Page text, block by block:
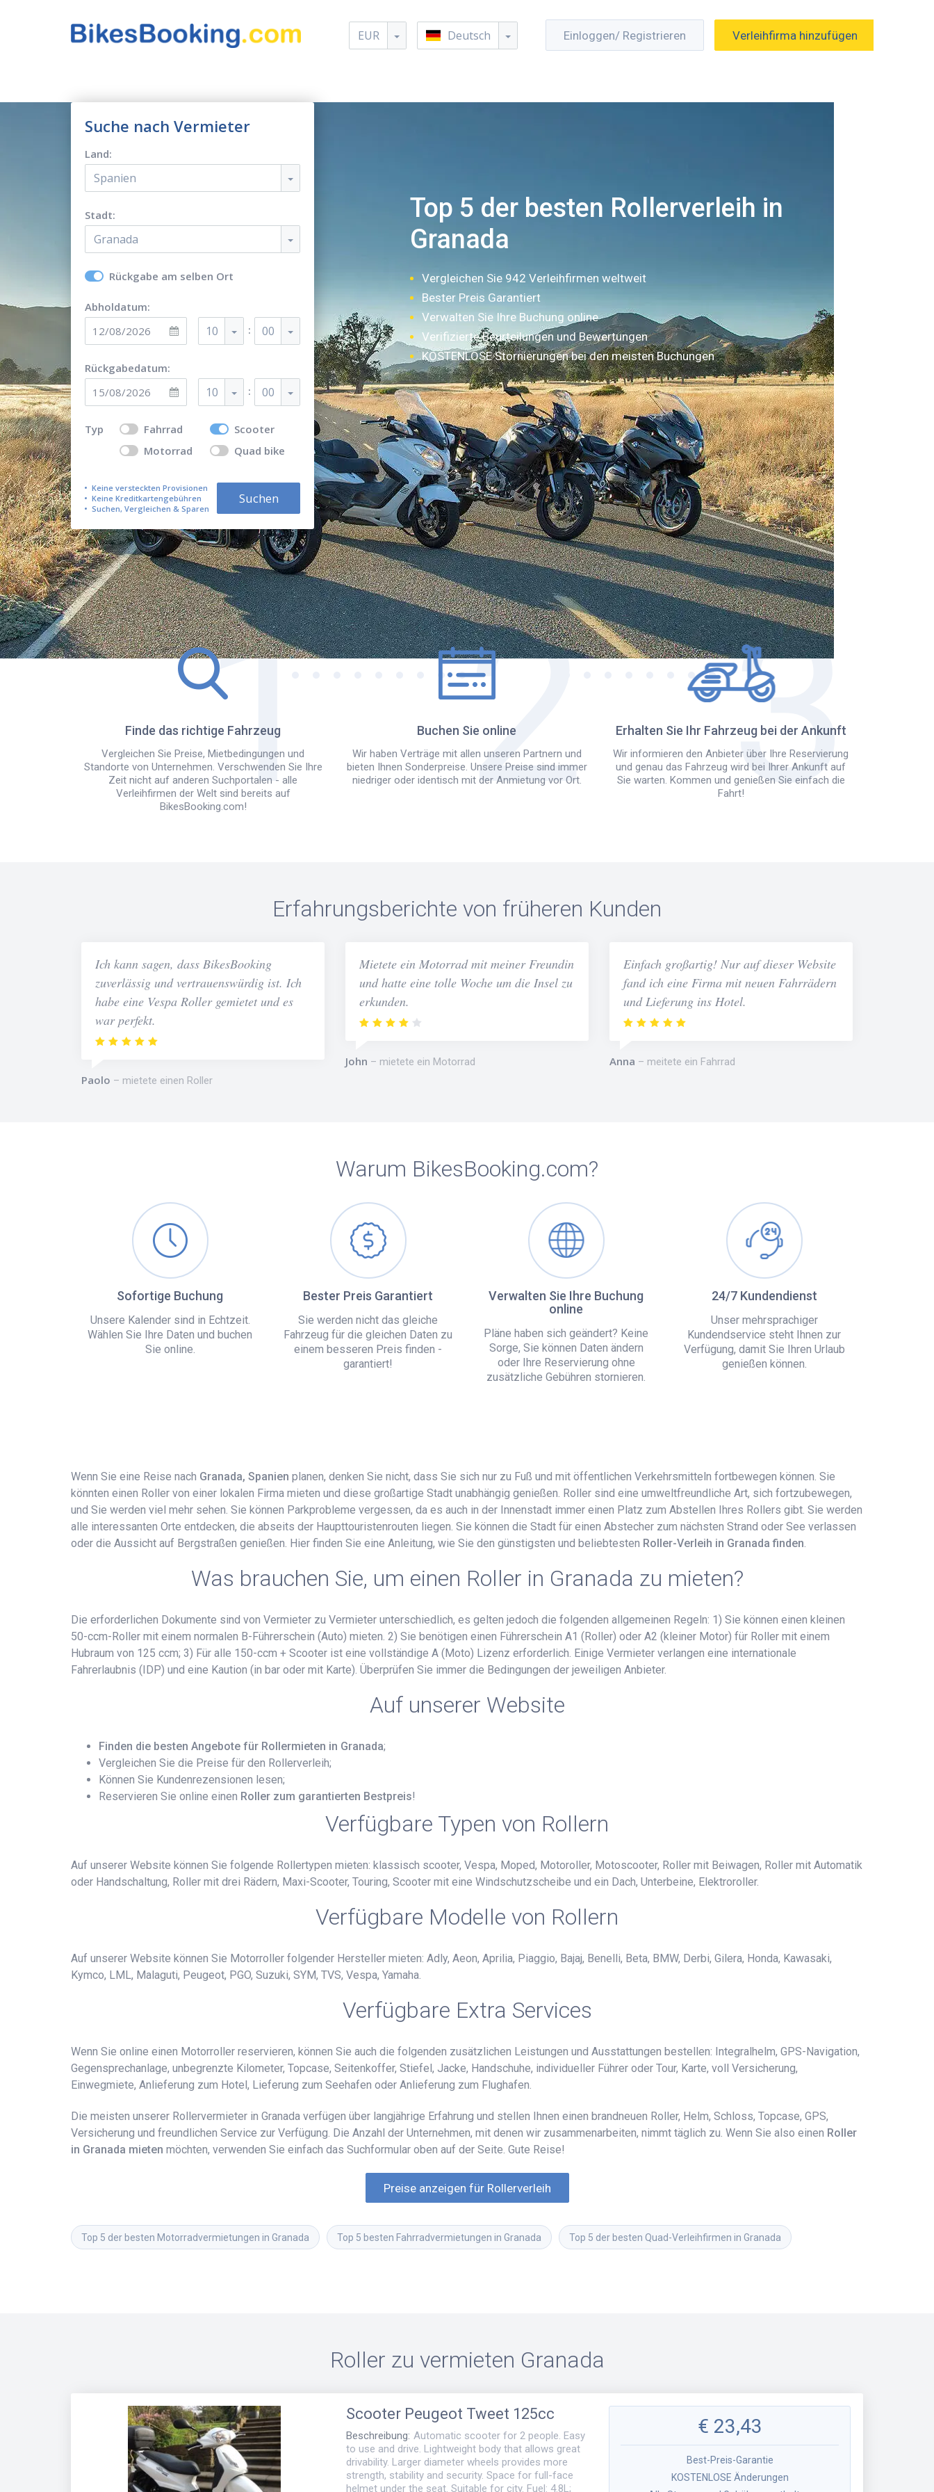
EUR Deutsch Einloggen/ Registrieren Verleihfirma hinzufügen
Suche nach Vermieter
Land:
Spanien
Stadt:
Granada
Rückgabe am selben Ort
Abholdatum:
10 : 00
Rückgabedatum:
10 : 00
Typ Fahrrad
Scooter
Motorrad
Quad bike
Keine versteckten Provisionen
Keine Kreditkartengebühren
Suchen, Vergleichen & Sparen
Suchen
Top 5 der besten Rollerverleih in
Granada
Vergleichen Sie 942 Verleihfirmen weltweit
Bester Preis Garantiert
Verwalten Sie Ihre Buchung online
Verifizierte Beurteilungen und Bewertungen
KOSTENLOSE Stornierungen bei den meisten Buchungen
Wie funktioniert es?
Finde das richtige Fahrzeug
Vergleichen Sie Preise, Mietbedingungen und
Standorte von Unternehmen. Verschwenden Sie Ihre
Zeit nicht auf anderen Suchportalen - alle
Verleihfirmen der Welt sind bereits auf
BikesBooking.com!
Buchen Sie online
Wir haben Verträge mit allen unseren Partnern und
bieten Ihnen Sonderpreise. Unsere Preise sind immer
niedriger oder identisch mit der Anmietung vor Ort.
Erhalten Sie Ihr Fahrzeug bei der Ankunft
Wir informieren den Anbieter über Ihre Reservierung
und genau das Fahrzeug wird bei Ihrer Ankunft auf
Sie warten. Kommen und genießen Sie einfach die
Fahrt!
Erfahrungsberichte von früheren Kunden
Ich kann sagen, dass BikesBooking
zuverlässig und vertrauenswürdig ist. Ich
habe eine Vespa Roller gemietet und es
war perfekt.
Paolo mietete einen Roller
Mietete ein Motorrad mit meiner Freundin
und hatte eine tolle Woche um die Insel zu
erkunden.
John mietete ein Motorrad
Einfach großartig! Nur auf dieser Website
fand ich eine Firma mit neuen Fahrrädern
und Lieferung ins Hotel.
Anna meitete ein Fahrrad
Warum BikesBooking.com?
Sofortige Buchung
Unsere Kalender sind in Echtzeit.
Wählen Sie Ihre Daten und buchen
Sie online.
Bester Preis Garantiert
Sie werden nicht das gleiche
Fahrzeug für die gleichen Daten zu
einem besseren Preis finden -
garantiert!
Verwalten Sie Ihre Buchung
online
Pläne haben sich geändert? Keine
Sorge, Sie können Daten ändern
oder Ihre Reservierung ohne
zusätzliche Gebühren stornieren.
24/7 Kundendienst
Unser mehrsprachiger
Kundendservice steht Ihnen zur
Verfügung, damit Sie Ihren Urlaub
genießen können.
Wenn Sie eine Reise nach Granada, Spanien planen, denken Sie nicht, dass Sie sich nur zu Fuß und mit öffentlichen Verkehrsmitteln fortbewegen können. Sie
könnten einen Roller von einer lokalen Firma mieten und diese großartige Stadt unabhängig genießen. Roller sind eine umweltfreundliche Art, sich fortzubewegen,
und Sie werden viel mehr sehen. Sie können Parkprobleme vergessen, da es auch in der Innenstadt immer einen Platz zum Abstellen Ihres Rollers gibt. Sie werden
alle interessanten Orte entdecken, die abseits der Haupttouristenrouten liegen. Sie können die Stadt für einen Abstecher zum nächsten Strand oder See verlassen
oder die Aussicht auf Bergstraßen genießen. Hier finden Sie eine Anleitung, wie Sie den günstigsten und beliebtesten Roller-Verleih in Granada finden
Was brauchen Sie, um einen Roller in Granada zu mieten?
Die erforderlichen Dokumente sind von Vermieter zu Vermieter unterschiedlich, es gelten jedoch die folgenden allgemeinen Regeln: 1) Sie können einen kleinen
50-ccm-Roller mit einem normalen B-Führerschein (Auto) mieten. 2) Sie benötigen einen Führerschein A1 (Roller) oder A2 (kleiner Motor) für Roller mit einem
Hubraum von 125 ccm; 3) Für alle 150-ccm + Scooter ist eine vollständige A (Moto) Lizenz erforderlich. Einige Vermieter verlangen eine internationale
Fahrerlaubnis (IDP) und eine Kaution (in bar oder mit Karte). Überprüfen Sie immer die Bedingungen der jeweiligen Anbieter.
Auf unserer Website
Finden die besten Angebote für Rollermieten in Granada;
Vergleichen Sie die Preise für den Rollerverleih;
Können Sie Kundenrezensionen lesen;
Reservieren Sie online einen Roller zum garantierten Bestpreis!
Verfügbare Typen von Rollern
Auf unserer Website können Sie folgende Rollertypen mieten: klassisch scooter, Vespa, Moped, Motoroller, Motoscooter, Roller mit Beiwagen, Roller mit Automatik
oder Handschaltung, Roller mit drei Rädern, Maxi-Scooter, Touring, Scooter mit eine Windschutzscheibe und ein Dach, Unterbeine, Elektroroller.
Verfügbare Modelle von Rollern
Auf unserer Website können Sie Motorroller folgender Hersteller mieten: Adly, Aeon, Aprilia, Piaggio, Bajaj, Benelli, Beta, BMW, Derbi, Gilera, Honda, Kawasaki,
Kymco, LML, Malaguti, Peugeot, PGO, Suzuki, SYM, TVS, Vespa, Yamaha.
Verfügbare Extra Services
Wenn Sie online einen Motorroller reservieren, können Sie auch die folgenden zusätzlichen Leistungen und Ausstattungen bestellen: Integralhelm, GPS-Navigation,
Gegensprechanlage, unbegrenzte Kilometer, Topcase, Seitenkoffer, Stiefel, Jacke, Handschuhe, individueller Führer oder Tour, Karte, voll Versicherung,
Einwegmiete, Anlieferung zum Hotel, Lieferung zum Seehafen oder Anlieferung zum Flughafen.
Die meisten unserer Rollervermieter in Granada verfügen über langjährige Erfahrung und stellen Ihnen einen brandneuen Roller, Helm, Schloss, Topcase, GPS,
Versicherung und freundlichen Service zur Verfügung. Die Anzahl der Unternehmen, mit denen wir zusammenarbeiten, nimmt täglich zu. Wenn Sie also einen Roller
in Granada mieten möchten, verwenden Sie einfach das Suchformular oben auf der Seite. Gute Reise!
Preise anzeigen für Rollerverleih
Top 5 der besten Motorradvermietungen in Granada Top 5 besten Fahrradvermietungen in Granada Top 5 der besten Quad-Verleihfirmen in Granada
Roller zu vermieten Granada
Scooter Peugeot Tweet 125cc
Beschreibung: Automatic scooter for 2 people. Easy
to use and drive. Lightweight body that allows great
drivability. Larger diameter wheels provides more
strength, stability and security. Space for full-face
helmet under the seat. Suitable for city. Fuel: 4.8L;
€ 23,43
Best-Preis-Garantie
KOSTENLOSE Änderungen